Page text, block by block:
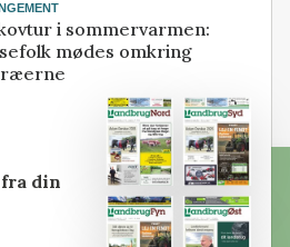
i sommervarmen:
mødes omkring
din